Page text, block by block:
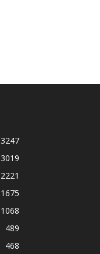
3247
3019
2221
1675
1068
489
468